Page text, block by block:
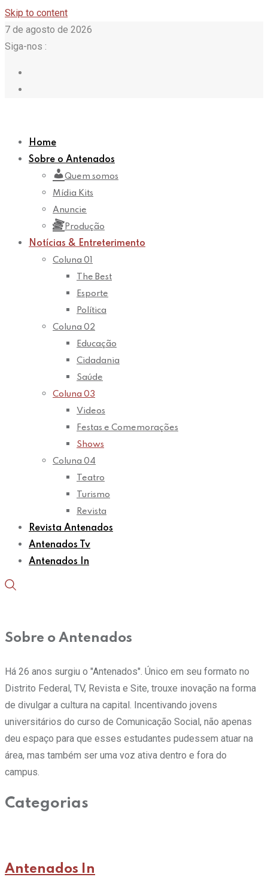
Skip to content
7 de agosto de 2026
Siga-nos :
Home
Sobre o Antenados
Quem somos
Mídia Kits
Anuncie
Produção
Notícias & Entreterimento
Coluna 01
The Best
Esporte
Política
Coluna 02
Educação
Cidadania
Saúde
Coluna 03
Videos
Festas e Comemorações
Shows
Coluna 04
Teatro
Turismo
Revista
Revista Antenados
Antenados Tv
Antenados In
Sobre o Antenados
Há 26 anos surgiu o "Antenados". Único em seu formato no
Distrito Federal, TV, Revista e Site, trouxe inovação na forma
de divulgar a cultura na capital. Incentivando jovens
universitários do curso de Comunicação Social, não apenas
deu espaço para que esses estudantes pudessem atuar na
área, mas também ser uma voz ativa dentro e fora do
campus.
Categorias
Antenados In